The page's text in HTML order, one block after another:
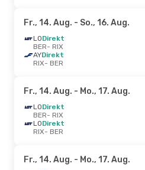
Fr., 14. Aug. - So., 16. Aug.
LODirekt
BER- RIX
AYDirekt
RIX- BER
Fr., 14. Aug. - Mo., 17. Aug.
LODirekt
BER- RIX
LODirekt
RIX- BER
Fr., 14. Aug. - Mo., 17. Aug.